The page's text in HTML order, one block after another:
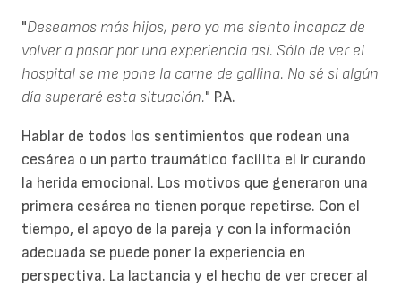
"Deseamos más hijos, pero yo me siento incapaz de
volver a pasar por una experiencia así. Sólo de ver el
hospital se me pone la carne de gallina. No sé si algún
día superaré esta situación." P.A.
Hablar de todos los sentimientos que rodean una
cesárea o un parto traumático facilita el ir curando
la herida emocional. Los motivos que generaron una
primera cesárea no tienen porque repetirse. Con el
tiempo, el apoyo de la pareja y con la información
adecuada se puede poner la experiencia en
perspectiva. La lactancia y el hecho de ver crecer al